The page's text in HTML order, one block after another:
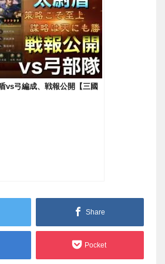
vs弓編成、戦報公開【三國
Share
Pocket